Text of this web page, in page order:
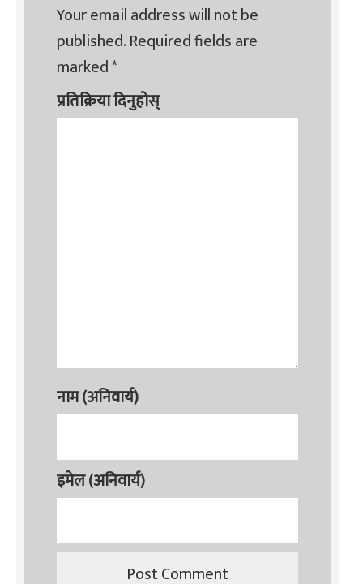
Your email address will not be
published.Required fields are
marked*
प्रतिक्रिया दिनुहोस्
नाम (अनिवार्य)
इमेल (अनिवार्य)